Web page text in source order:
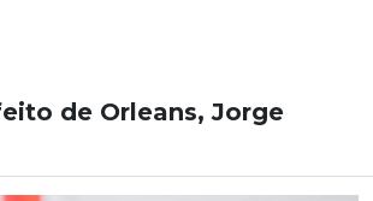
de Orleans, Jorge